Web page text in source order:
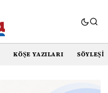
KÖŞE YAZILARI SÖYLEŞI